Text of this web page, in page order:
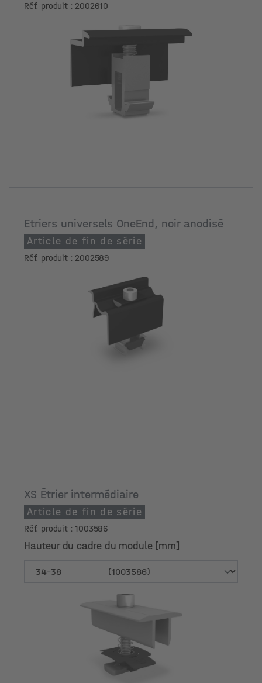
Réf. produit : 2002610
Etriers universels OneEnd, noir anodisé
Article de fin de série
Réf. produit : 2002589
XS Étrier intermédiaire
Article de fin de série
Réf. produit : 1003586
Hauteur du cadre du module [mm]
Hauteur du cadre du module [mm]